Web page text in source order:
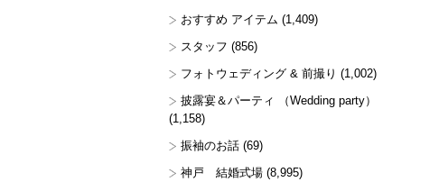
おすすめ アイテム (1,409)
スタッフ (856)
フォトウェディング & 前撮り (1,002)
披露宴＆パーティ （Wedding party）
(1,158)
振袖のお話 (69)
神戸 結婚式場 (8,995)